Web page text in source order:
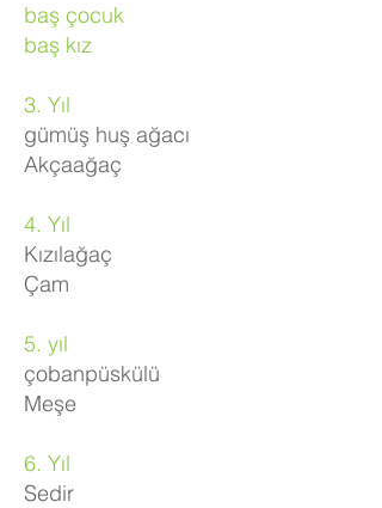
baş çocuk
baş kız
3. Yıl
gümüş huş ağacı
Akçaağaç
4. Yıl
Kızılağaç
Çam
5. yıl
çobanpüskülü
Meşe
6. Yıl
Sedir